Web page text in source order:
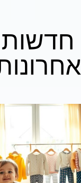
חדשות
אחרונות